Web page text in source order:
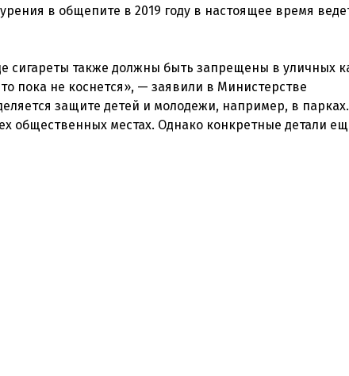
в общепите в 2019 году в настоящее время
сигареты также должны быть запрещены в уличных
пока не коснется», — заявили в Министерстве
защите детей и молодежи, например, в
общественных местах. Однако конкретные детали